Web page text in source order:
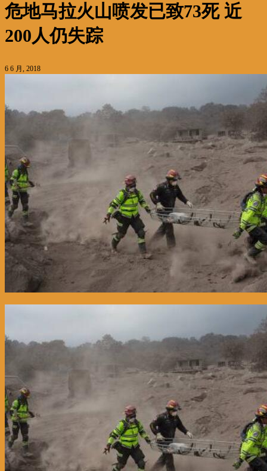
危地马拉火山喷发已致73死 近
200人仍失踪
6 6 月, 2018